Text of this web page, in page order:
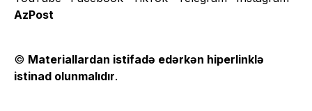
AzPost
© Materiallardan istifadə edərkən hiperlinklə
istinad olunmalıdır.